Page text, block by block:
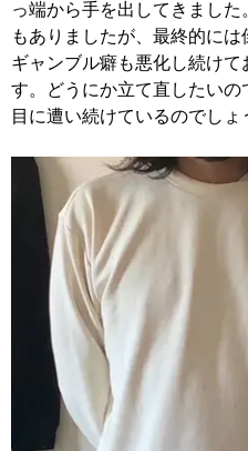
っ端から手を出してきました
もありましたが、最終的には
ギャンブル癖も悪化し続け
す。どうにか立て直したいの
目に遭い続けているのでしょ